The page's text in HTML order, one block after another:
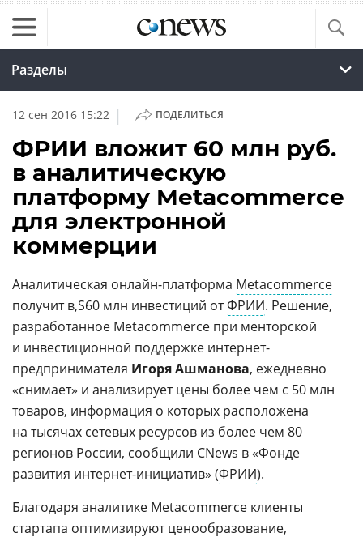
Разделы
12 сен 2016 15:22 | ПОДЕЛИТЬСЯ
ФРИИ вложит 60 млн руб.
в аналитическую
платформу Metacommerce
для электронной
коммерции
Аналитическая онлайн-платформа Metacommerce
получит
60 млн инвестиций отФРИИ. Решение,
разработанное Metacommerce при менторской
и инвестиционной поддержке интернет-
предпринимателя Игоря Ашманова, ежедневно
«снимает» и анализирует цены более чем с 50 млн
товаров, информация о которых расположена
на тысячах сетевых ресурсов из более чем 80
регионов России, сообщили CNews в «Фонде
развития интернет-инициатив» (ФРИИ).
Благодаря аналитике Metacommerce клиенты
стартапа оптимизируют ценообразование,